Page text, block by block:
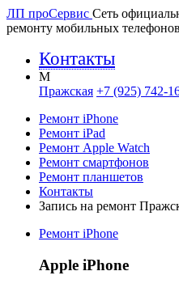
ЛП проСервис Сеть
ремонту мобильных
Контакты
M
Пражская +7 (925) 742-
Ремонт iPhone
Ремонт iPad
Ремонт Apple Watch
Ремонт смартфонов
Ремонт планшетов
Контакты
Запись на ремонт
Ремонт iPhone
Apple iPhone